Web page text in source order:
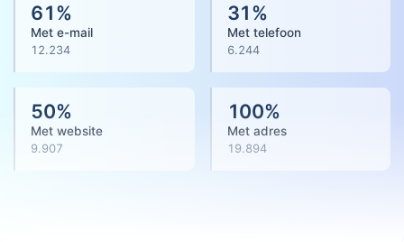
61%
Met e-mail
12.234
31%
Met telefoon
6.244
50%
Met website
9.907
100%
Met adres
19.894